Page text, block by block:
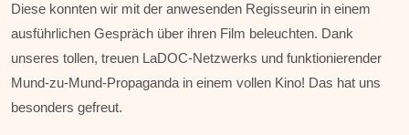
Diese konnten wir mit der anwesenden Regisseurin in einem
ausführlichen Gespräch über ihren Film beleuchten. Dank
unseres tollen, treuen LaDOC-Netzwerks und funktionierender
Mund-zu-Mund-Propaganda in einem vollen Kino! Das hat uns
besonders gefreut.